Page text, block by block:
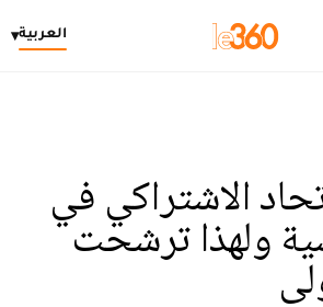
العربية▾
الاشتراكي في
ولهذا ترشحت